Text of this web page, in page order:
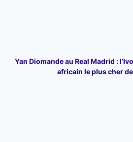
Yan Diomande au Real Madrid :
africain le plus cher